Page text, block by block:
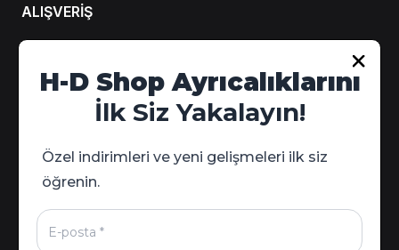
ALIŞVERİŞ
Hesabım
Sipariş Takip
Kampanya Detayları
H-D Shop Ayrıcalıklarını
İlk Siz Yakalayın!
Özel indirimleri ve yeni gelişmeleri ilk siz
öğrenin.